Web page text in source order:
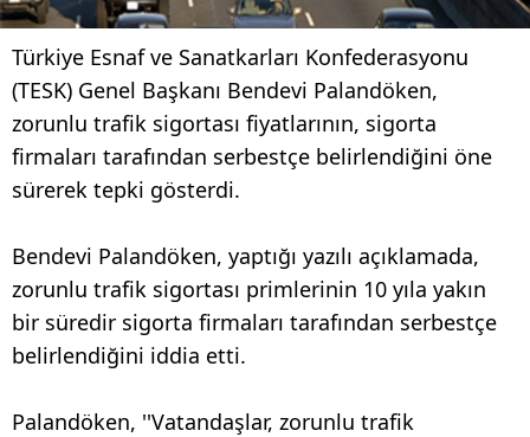
Türkiye Esnaf ve Sanatkarları Konfederasyonu
(TESK) Genel Başkanı Bendevi Palandöken,
zorunlu trafik sigortası fiyatlarının, sigorta
firmaları tarafından serbestçe belirlendiğini öne
sürerek tepki gösterdi.
Bendevi Palandöken, yaptığı yazılı açıklamada,
zorunlu trafik sigortası primlerinin 10 yıla yakın
bir süredir sigorta firmaları tarafından serbestçe
belirlendiğini iddia etti.
Palandöken, ''Vatandaşlar, zorunlu trafik